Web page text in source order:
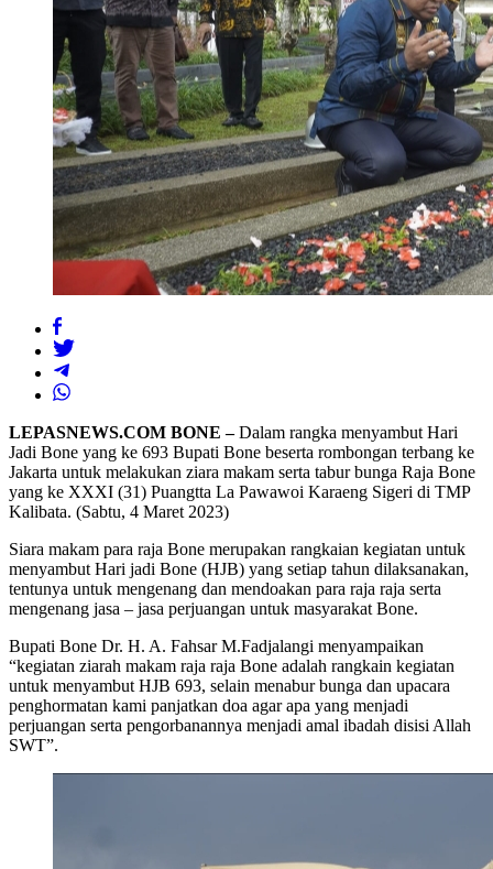
LEPASNEWS.COM BONE –Dalam rangka menyambut Hari
Jadi Bone yang ke 693 Bupati Bone beserta rombongan terbang ke
Jakarta untuk melakukan ziara makam serta tabur bunga Raja Bone
yang ke XXXI (31) Puangtta La Pawawoi Karaeng Sigeri di TMP
Kalibata. (Sabtu, 4 Maret 2023)
Siara makam para raja Bone merupakan rangkaian kegiatan untuk
menyambut Hari jadi Bone (HJB) yang setiap tahun dilaksanakan,
tentunya untuk mengenang dan mendoakan para raja raja serta
mengenang jasa – jasa perjuangan untuk masyarakat Bone.
Bupati Bone Dr. H. A. Fahsar M.Fadjalangi menyampaikan
“kegiatan ziarah makam raja raja Bone adalah rangkain kegiatan
untuk menyambut HJB 693, selain menabur bunga dan upacara
penghormatan kami panjatkan doa agar apa yang menjadi
perjuangan serta pengorbanannya menjadi amal ibadah disisi Allah
SWT”.